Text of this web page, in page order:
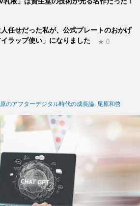
任せだった私が、公式プレートのおかげ
ラップ使い」になりました
★ 0
のアフターデジタル時代の成長論 尾原和啓